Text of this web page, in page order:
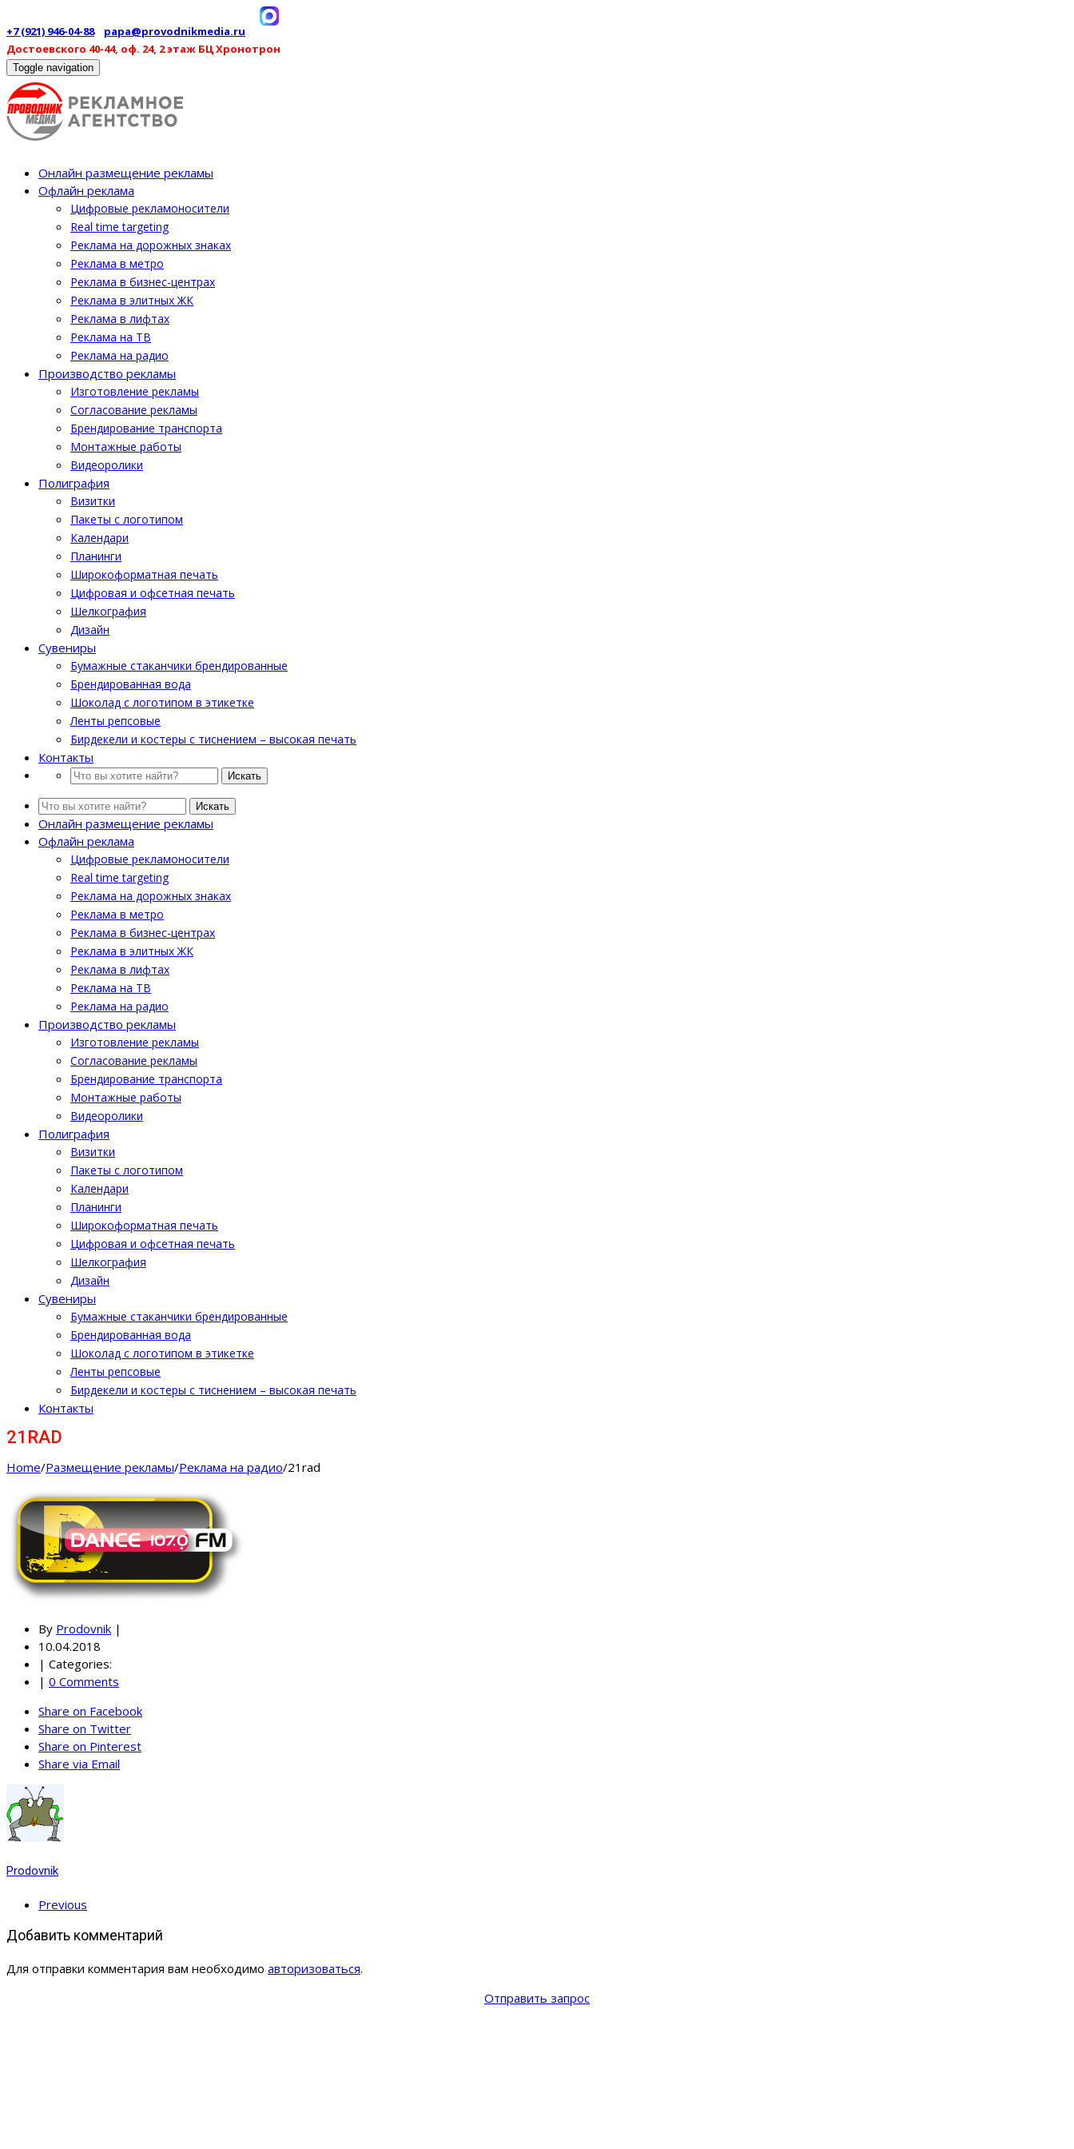
+7 (921) 946-04-88
papa@provodnikmedia.ru
Достоевского 40-44, оф. 24, 2 этаж БЦ Хронотрон
Toggle navigation
Онлайн размещение рекламы
Офлайн реклама
Цифровые рекламоносители
Real time targeting
Реклама на дорожных знаках
Реклама в метро
Реклама в бизнес-центрах
Реклама в элитных ЖК
Реклама в лифтах
Реклама на ТВ
Реклама на радио
Производство рекламы
Изготовление рекламы
Cогласование рекламы
Брендирование транспорта
Монтажные работы
Видеоролики
Полиграфия
Визитки
Пакеты с логотипом
Календари
Планинги
Широкоформатная печать
Цифровая и офсетная печать
Шелкография
Дизайн
Cувениры
Бумажные стаканчики брендированные
Брендированная вода
Шоколад с логотипом в этикетке
Ленты репсовые
Бирдекели и костеры с тиснением – высокая печать
Контакты
Искать
Искать
Онлайн размещение рекламы
Офлайн реклама
Цифровые рекламоносители
Real time targeting
Реклама на дорожных знаках
Реклама в метро
Реклама в бизнес-центрах
Реклама в элитных ЖК
Реклама в лифтах
Реклама на ТВ
Реклама на радио
Производство рекламы
Изготовление рекламы
Cогласование рекламы
Брендирование транспорта
Монтажные работы
Видеоролики
Полиграфия
Визитки
Пакеты с логотипом
Календари
Планинги
Широкоформатная печать
Цифровая и офсетная печать
Шелкография
Дизайн
Cувениры
Бумажные стаканчики брендированные
Брендированная вода
Шоколад с логотипом в этикетке
Ленты репсовые
Бирдекели и костеры с тиснением – высокая печать
Контакты
21RAD
Home/Размещение рекламы/Реклама на радио/21rad
By Prodovnik |
10.04.2018
| Categories:
| 0 Comments
Share on Facebook
Share on Twitter
Share on Pinterest
Share via Email
Prodovnik
Previous
Добавить комментарий
Для отправки комментария вам необходимо авторизоваться.
Отправить запрос